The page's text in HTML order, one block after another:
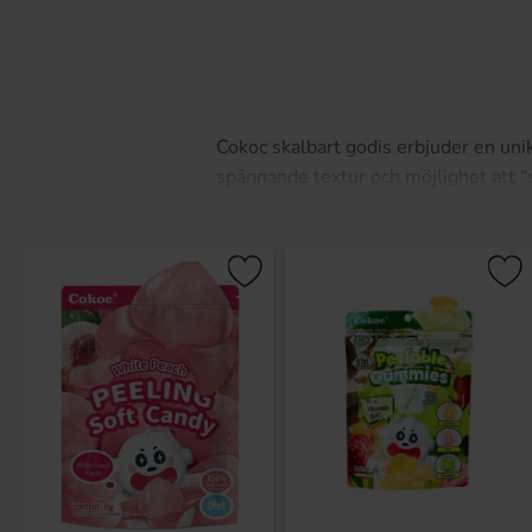
Cokoc skalbart godis erbjuder en
spännande textur och möjlighet att
Perfekt för kalaspåse eller när du
Utforska vårt sortiment av Cokoc
Hitta din favorit i vårt breda